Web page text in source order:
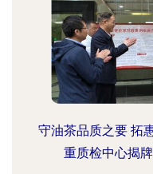
守油茶品质之要 拓
重质检中心揭